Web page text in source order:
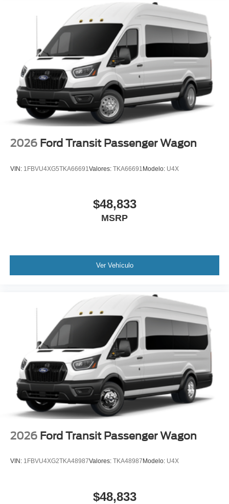
2026 Ford Transit Passenger Wagon
VIN: 1FBVU4XG5TKA66691 Valores: TKA66691 Modelo: U4X
$48,833
MSRP
Ver Vehículo
2026 Ford Transit Passenger Wagon
VIN: 1FBVU4XG2TKA48987Valores: TKA48987 Modelo: U4X
$48,833